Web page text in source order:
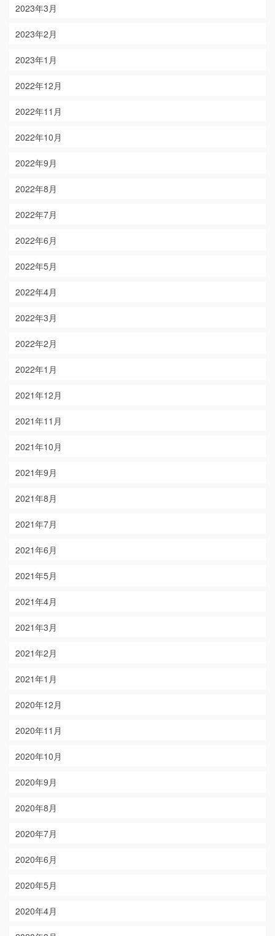
2023年3月
2023年2月
2023年1月
2022年12月
2022年11月
2022年10月
2022年9月
2022年8月
2022年7月
2022年6月
2022年5月
2022年4月
2022年3月
2022年2月
2022年1月
2021年12月
2021年11月
2021年10月
2021年9月
2021年8月
2021年7月
2021年6月
2021年5月
2021年4月
2021年3月
2021年2月
2021年1月
2020年12月
2020年11月
2020年10月
2020年9月
2020年8月
2020年7月
2020年6月
2020年5月
2020年4月